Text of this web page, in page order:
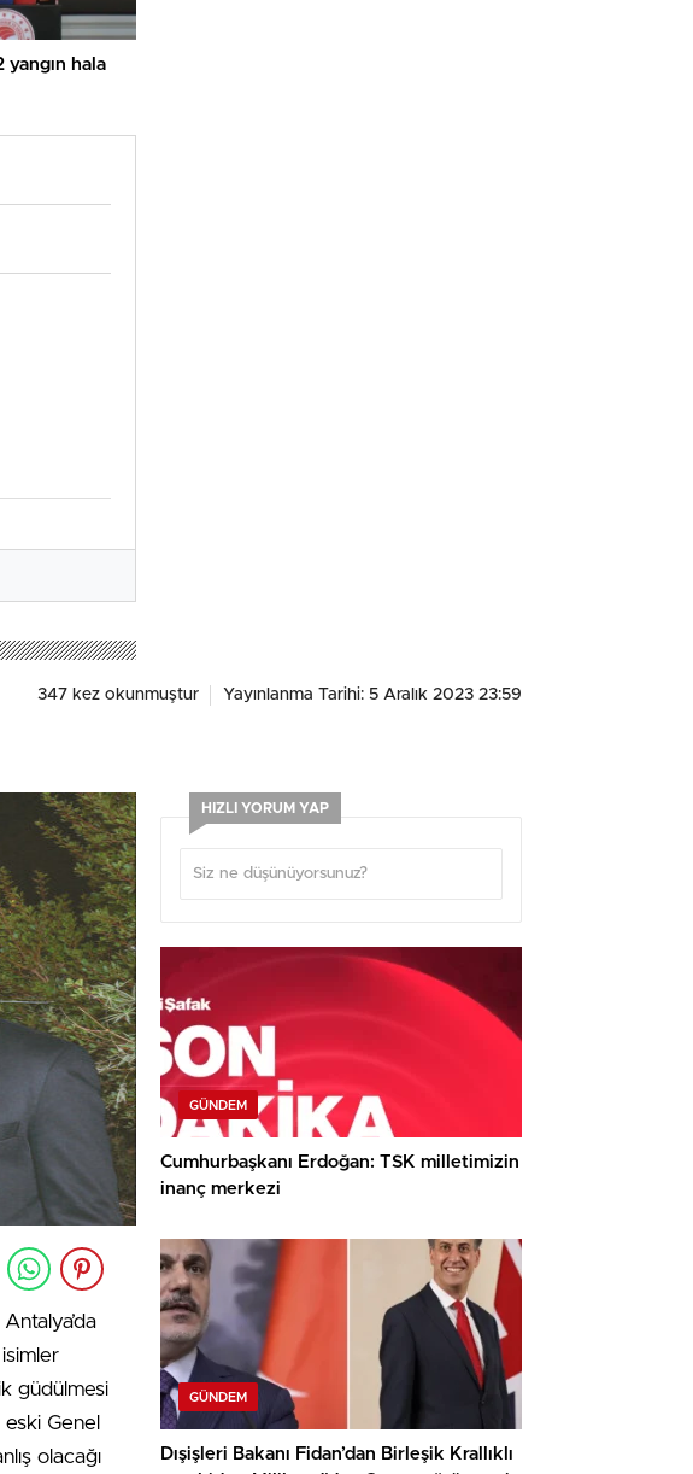
yangın hala
347 kez okunmuştur Yayınlanma Tarihi: 5 Aralık 2023 23:59
güdülmesi
Genel
olacağı
HIZLI YORUM YAP
GÜNDEM
Cumhurbaşkanı Erdoğan: TSK milletimizin
inanç merkezi
GÜNDEM
Dışişleri Bakanı Fidan’dan Birleşik Krallıklı